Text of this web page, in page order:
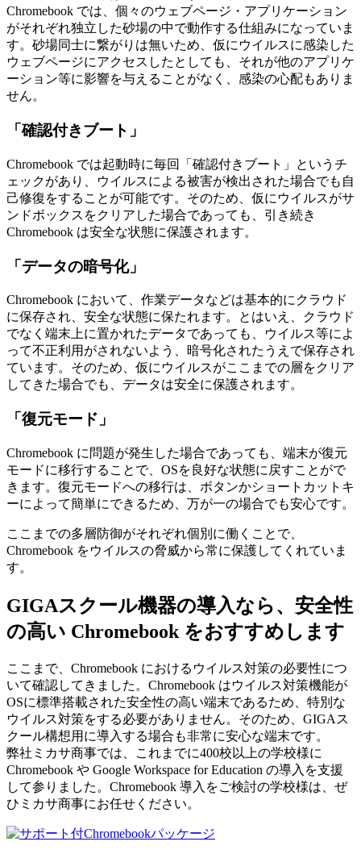
Chromebook では、個々のウェブページ・アプリケーション
がそれぞれ独立した砂場の中で動作する仕組みになっていま
す。砂場同士に繋がりは無いため、仮にウイルスに感染した
ウェブページにアクセスしたとしても、それが他のアプリケ
ーション等に影響を与えることがなく、感染の心配もありま
せん。
「確認付きブート」
Chromebook では起動時に毎回「確認付きブート」というチ
ェックがあり、ウイルスによる被害が検出された場合でも自
己修復をすることが可能です。そのため、仮にウイルスがサ
ンドボックスをクリアした場合であっても、引き続き
Chromebook は安全な状態に保護されます。
「データの暗号化」
Chromebook において、作業データなどは基本的にクラウド
に保存され、安全な状態に保たれます。とはいえ、クラウド
でなく端末上に置かれたデータであっても、ウイルス等によ
って不正利用がされないよう、暗号化されたうえで保存され
ています。そのため、仮にウイルスがここまでの層をクリア
してきた場合でも、データは安全に保護されます。
「復元モード」
Chromebook に問題が発生した場合であっても、端末が復元
モードに移行することで、OSを良好な状態に戻すことがで
きます。復元モードへの移行は、ボタンかショートカットキ
ーによって簡単にできるため、万が一の場合でも安心です。
ここまでの多層防御がそれぞれ個別に働くことで、
Chromebook をウイルスの脅威から常に保護してくれていま
す。
GIGAスクール機器の導入なら、安全性
の高い Chromebook をおすすめします
ここまで、Chromebook におけるウイルス対策の必要性につ
いて確認してきました。Chromebook はウイルス対策機能が
OSに標準搭載された安全性の高い端末であるため、特別な
ウイルス対策をする必要がありません。そのため、GIGAス
クール構想用に導入する場合も非常に安心な端末です。
弊社ミカサ商事では、これまでに400校以上の学校様に
Chromebook や Google Workspace for Education の導入を支援
して参りました。Chromebook 導入をご検討の学校様は、ぜ
ひミカサ商事にお任せください。